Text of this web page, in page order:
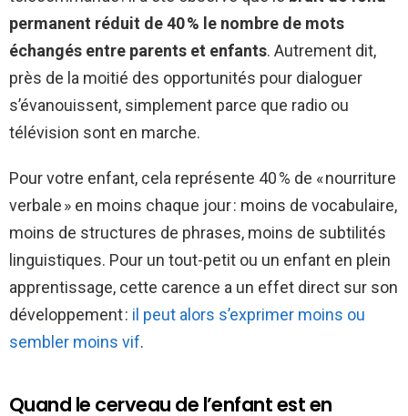
permanent réduit de 40 % le nombre de mots
échangés entre parents et enfants. Autrement dit,
près de la moitié des opportunités pour dialoguer
s’évanouissent, simplement parce que radio ou
télévision sont en marche.
Pour votre enfant, cela représente 40 % de « nourriture
verbale » en moins chaque jour : moins de vocabulaire,
moins de structures de phrases, moins de subtilités
linguistiques. Pour un tout-petit ou un enfant en plein
apprentissage, cette carence a un effet direct sur son
développement : il peut alors s’exprimer moins ou
sembler moins vif.
Quand le cerveau de l’enfant est en